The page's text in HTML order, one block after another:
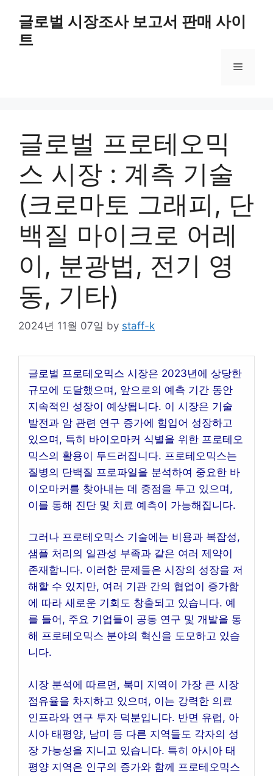
content
글로벌 시장조사 보고서 판매 사이
트
Menu
글로벌 프로테오믹
스 시장 : 계측 기술
(크로마토 그래피, 단
백질 마이크로 어레
이, 분광법, 전기 영
동, 기타)
2024년 11월 07일 by staff-k
글로벌 프로테오믹스 시장은 2023년에 상당한
규모에 도달했으며, 앞으로의 예측 기간 동안
지속적인 성장이 예상됩니다. 이 시장은 기술
발전과 암 관련 연구 증가에 힘입어 성장하고
있으며, 특히 바이오마커 식별을 위한 프로테오
믹스의 활용이 두드러집니다. 프로테오믹스는
질병의 단백질 프로파일을 분석하여 중요한 바
이오마커를 찾아내는 데 중점을 두고 있으며,
이를 통해 진단 및 치료 예측이 가능해집니다.
그러나 프로테오믹스 기술에는 비용과 복잡성,
샘플 처리의 일관성 부족과 같은 여러 제약이
존재합니다. 이러한 문제들은 시장의 성장을 저
해할 수 있지만, 여러 기관 간의 협업이 증가함
에 따라 새로운 기회도 창출되고 있습니다. 예
를 들어, 주요 기업들이 공동 연구 및 개발을 통
해 프로테오믹스 분야의 혁신을 도모하고 있습
니다.
시장 분석에 따르면, 북미 지역이 가장 큰 시장
점유율을 차지하고 있으며, 이는 강력한 의료
인프라와 연구 투자 덕분입니다. 반면 유럽, 아
시아 태평양, 남미 등 다른 지역들도 각자의 성
장 가능성을 지니고 있습니다. 특히 아시아 태
평양 지역은 인구의 증가와 함께 프로테오믹스